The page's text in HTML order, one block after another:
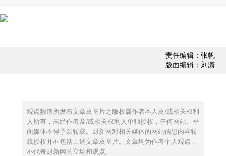
责任编辑：张帆
版面编辑：刘潇
观点频道所发布文章及图片之版权属作者本人及/或相关权利
人所有，未经作者及/或相关权利人单独授权，任何网站、平
面媒体不得予以转载。财新网对相关媒体的网站信息内容转
载授权并不包括上述文章及图片。文章均为作者个人观点，
不代表财新网的立场和观点。